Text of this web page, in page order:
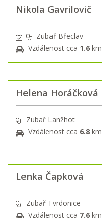
Nikola Gavrilovič
Zubař Břeclav
Vzdálenost cca 1.6 km
Helena Horáčková
Zubař Lanžhot
Vzdálenost cca 6.8 km
Lenka Čapková
Zubař Tvrdonice
Vzdálenost cca 7.6 km